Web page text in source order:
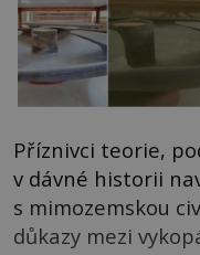
Příznivci teorie,
v dávné historii
s mimozemskou
důkazy mezi